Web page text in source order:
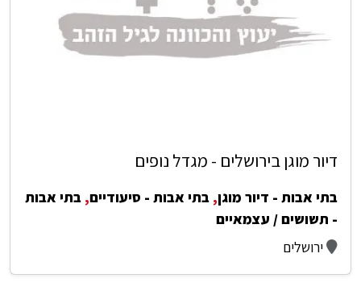
דיור מוגן בירושלים - מגדל נופים
בתי אבות - דיור מוגן, בתי אבות - סיעודיים, בתי אבות
- תשושים / עצמאיים
ירושלים